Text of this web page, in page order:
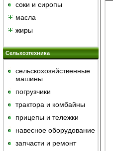
cоки и сиропы
масла
жиры
Сельхозтехника
сельскохозяйственные
машины
погрузчики
трактора и комбайны
прицепы и тележки
навесное оборудование
запчасти и ремонт